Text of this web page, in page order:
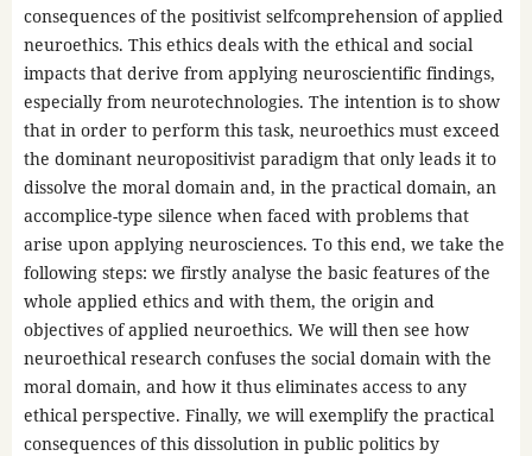
consequences of the positivist selfcomprehension of applied
neuroethics. This ethics deals with the ethical and social
impacts that derive from applying neuroscientific findings,
especially from neurotechnologies. The intention is to show
that in order to perform this task, neuroethics must exceed
the dominant neuropositivist paradigm that only leads it to
dissolve the moral domain and, in the practical domain, an
accomplice-type silence when faced with problems that
arise upon applying neurosciences. To this end, we take the
following steps: we firstly analyse the basic features of the
whole applied ethics and with them, the origin and
objectives of applied neuroethics. We will then see how
neuroethical research confuses the social domain with the
moral domain, and how it thus eliminates access to any
ethical perspective. Finally, we will exemplify the practical
consequences of this dissolution in public politics by